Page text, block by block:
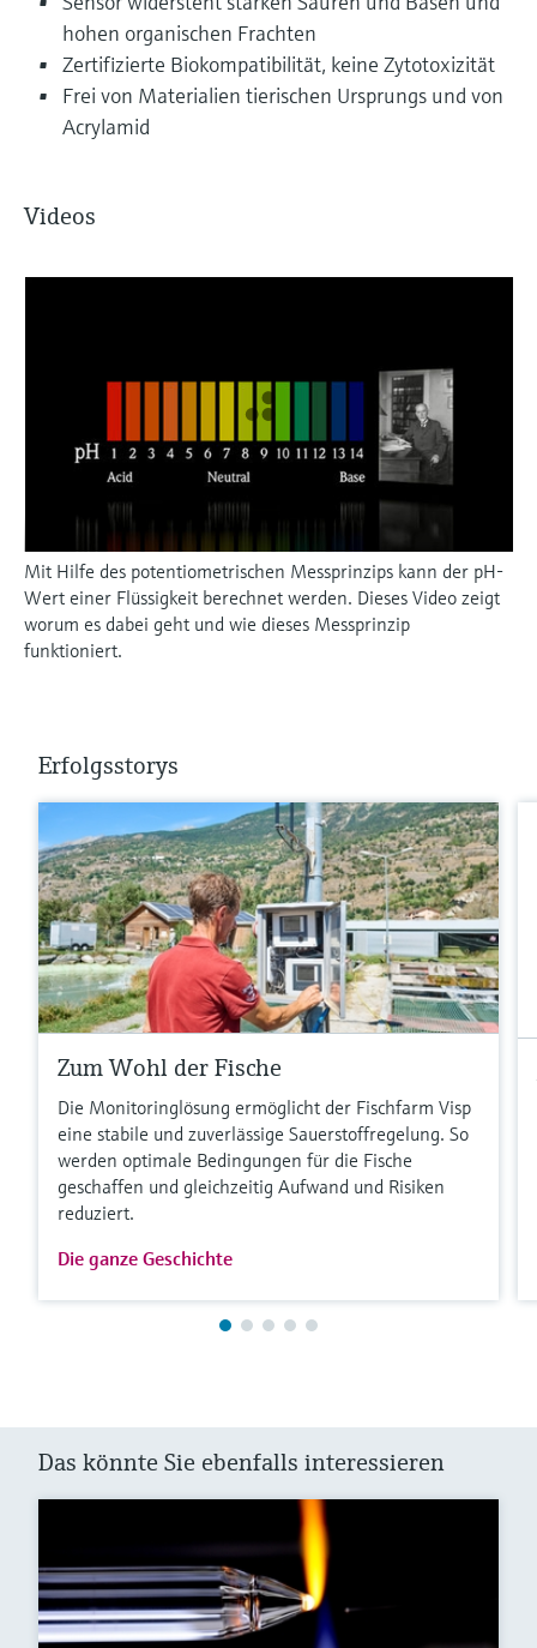
hohen organischen Frachten
Zertifizierte Biokompatibilität, keine Zytotoxizität
Frei von Materialien tierischen Ursprungs und von
Acrylamid
Videos
Mit Hilfe des potentiometrischen Messprinzips kann der pH-
Wert einer Flüssigkeit berechnet werden. Dieses Video zeigt
worum es dabei geht und wie dieses Messprinzip
funktioniert.
Erfolgsstorys
Zum Wohl der Fische
Die Monitoringlösung ermöglicht der Fischfarm Visp
eine stabile und zuverlässige Sauerstoffregelung. So
werden optimale Bedingungen für die Fische
geschaffen und gleichzeitig Aufwand und Risiken
reduziert.
Die ganze Geschichte
Das könnte Sie ebenfalls interessieren